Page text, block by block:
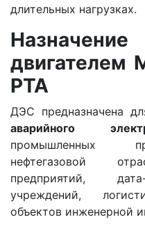
длительных нагрузках.
двигателем
PTA
ДЭС предназначена
аварийного
промышленных
нефтегазовой
предприятий,
учреждений,
объектов инженерной